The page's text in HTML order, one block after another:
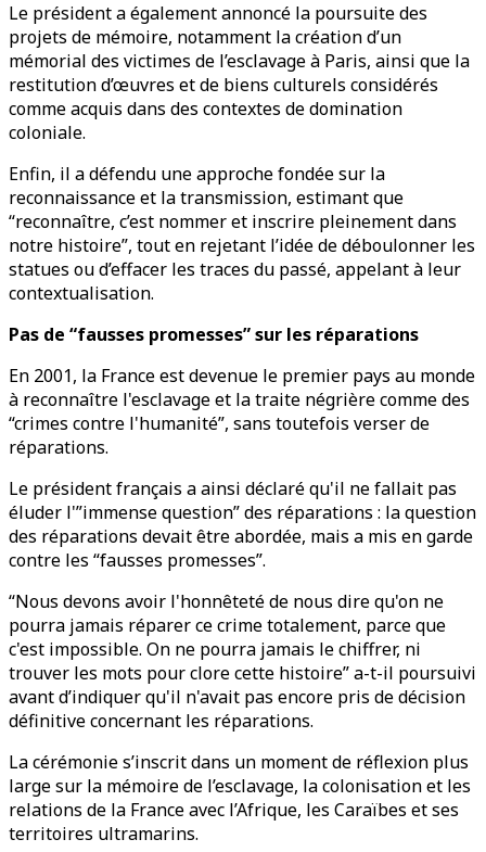
Le président a également annoncé la poursuite des
projets de mémoire, notamment la création d’un
mémorial des victimes de l’esclavage à Paris, ainsi que la
restitution d’œuvres et de biens culturels considérés
comme acquis dans des contextes de domination
coloniale.
Enfin, il a défendu une approche fondée sur la
reconnaissance et la transmission, estimant que
“reconnaître, c’est nommer et inscrire pleinement dans
notre histoire”, tout en rejetant l’idée de déboulonner les
statues ou d’effacer les traces du passé, appelant à leur
contextualisation.
Pas de “fausses promesses” sur les réparations
En 2001, la France est devenue le premier pays au monde
à reconnaître l'esclavage et la traite négrière comme des
“crimes contre l'humanité”, sans toutefois verser de
réparations.
Le président français a ainsi déclaré qu'il ne fallait pas
éluder l'”immense question” des réparations : la question
des réparations devait être abordée, mais a mis en garde
contre les “fausses promesses”.
“Nous devons avoir l'honnêteté de nous dire qu'on ne
pourra jamais réparer ce crime totalement, parce que
c'est impossible. On ne pourra jamais le chiffrer, ni
trouver les mots pour clore cette histoire” a-t-il poursuivi
avant d’indiquer qu'il n'avait pas encore pris de décision
définitive concernant les réparations.
La cérémonie s’inscrit dans un moment de réflexion plus
large sur la mémoire de l’esclavage, la colonisation et les
relations de la France avec l’Afrique, les Caraïbes et ses
territoires ultramarins.